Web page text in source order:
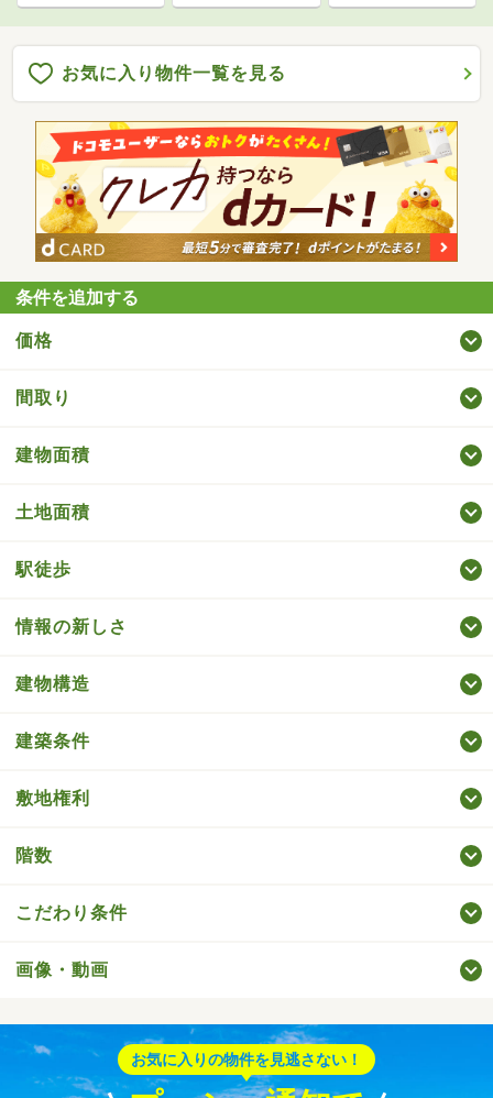
お気に入り物件一覧を見る
条件を追加する
価格
間取り
建物面積
土地面積
駅徒歩
情報の新しさ
建物構造
建築条件
敷地権利
階数
こだわり条件
画像・動画
お気に入りの物件を見逃さない！